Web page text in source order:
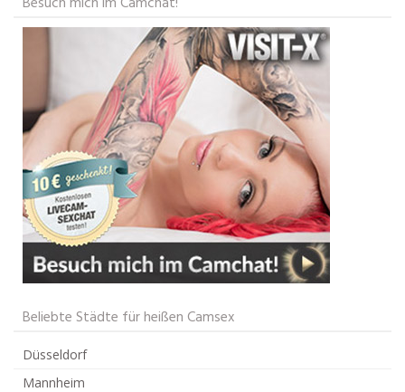
Beliebte Städte für heißen Camsex
Düsseldorf
Mannheim